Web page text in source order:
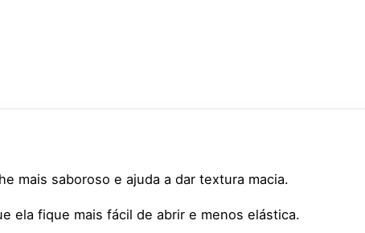
mais saboroso e ajuda a dar textura macia.
ela fique mais fácil de abrir e menos elástica.